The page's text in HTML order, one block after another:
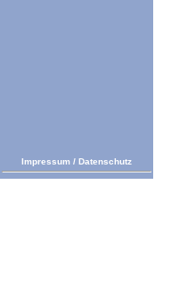
Impressum / Datenschutz